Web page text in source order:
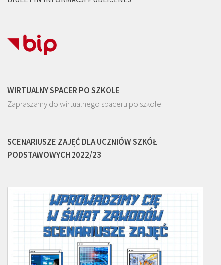
WIRTUALNY SPACER PO SZKOLE
Zapraszamy do wirtualnego spaceru po szkole
SCENARIUSZE ZAJĘĆ DLA UCZNIÓW SZKÓŁ
PODSTAWOWYCH 2022/23